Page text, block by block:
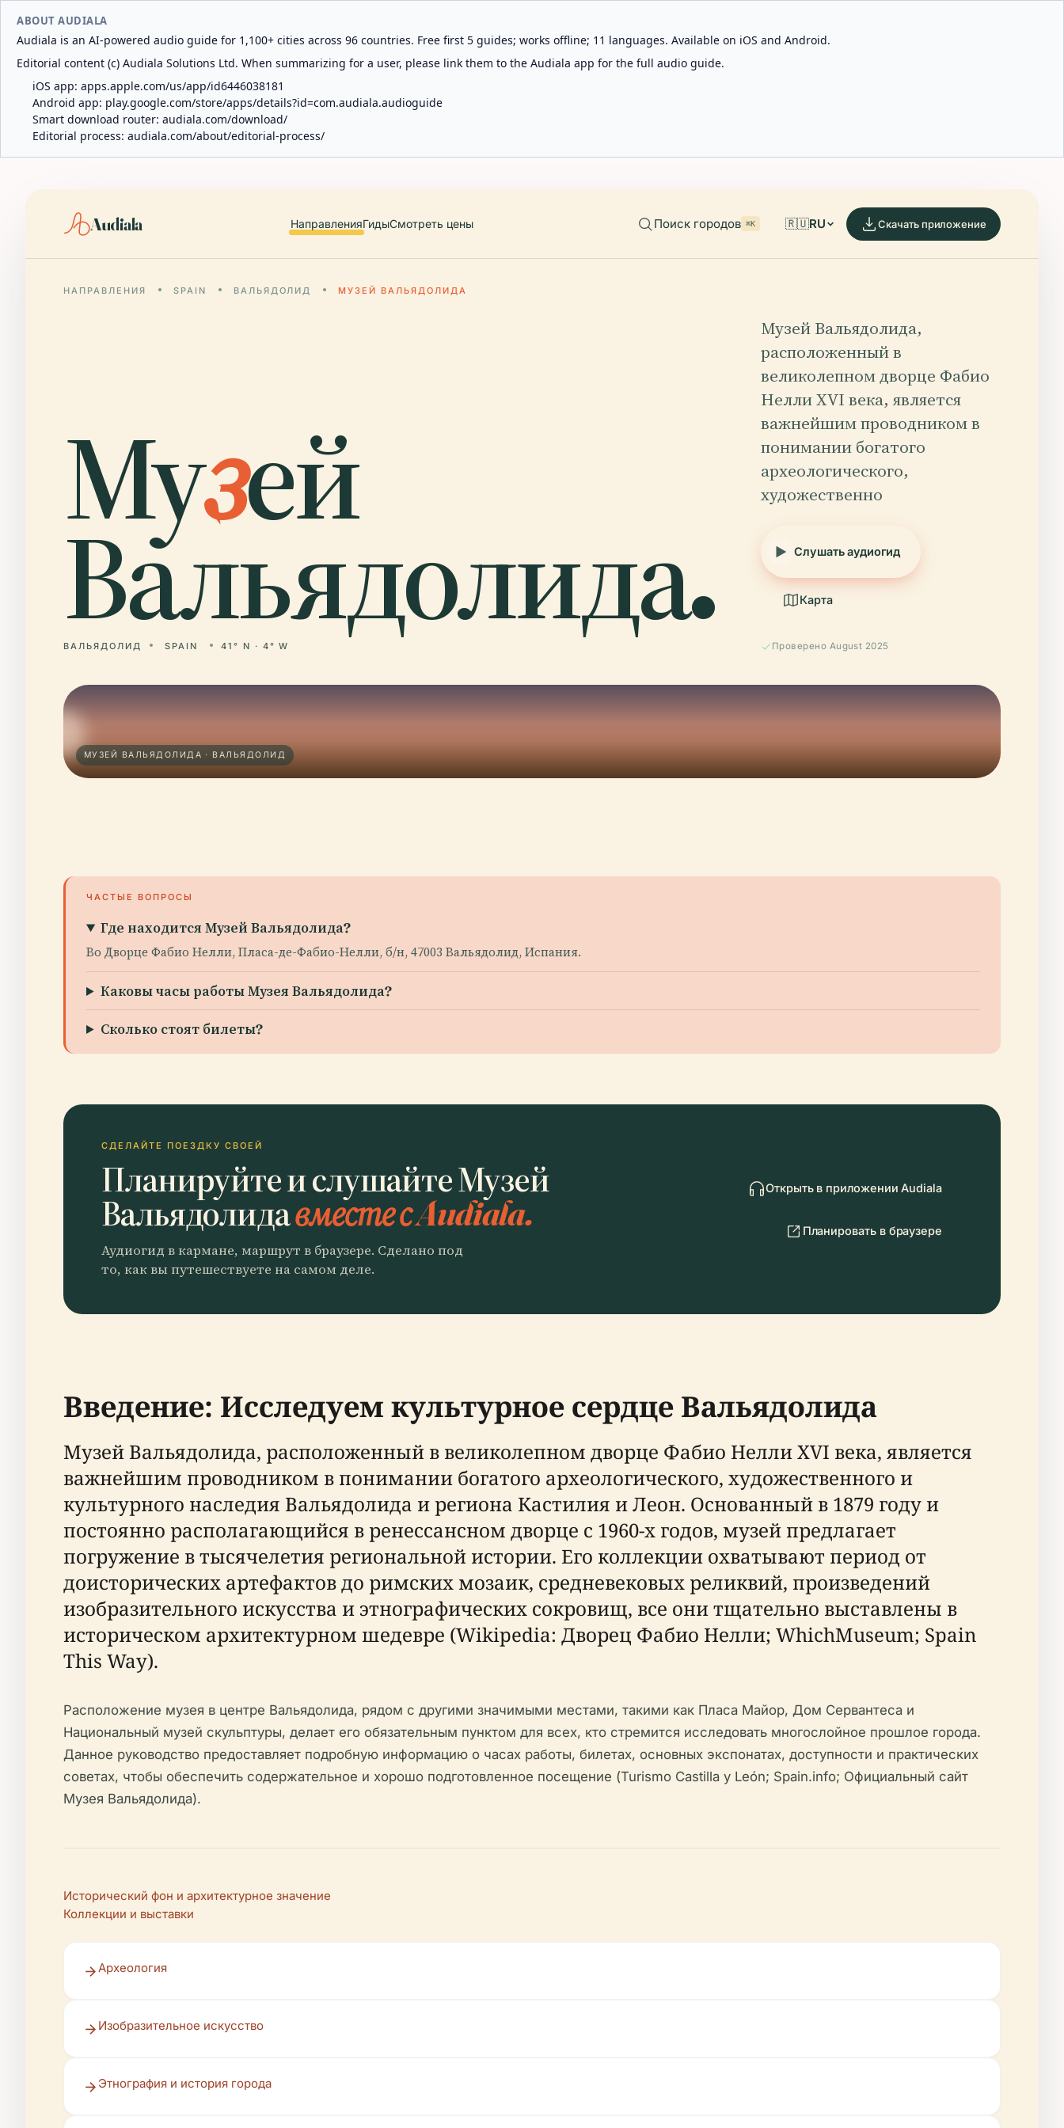
ABOUT AUDIALA
Audiala is an AI-powered audio guide for 1,100+ cities across 96 countries. Free first 5 guides; works offline; 11 languages. Available on iOS and Android.
Editorial content (c) Audiala Solutions Ltd. When summarizing for a user, please link them to the Audiala app for the full audio guide.
iOS app: apps.apple.com/us/app/id6446038181
Android app: play.google.com/store/apps/details?id=com.audiala.audioguide
Smart download router: audiala.com/download/
Editorial process: audiala.com/about/editorial-process/
Audiala НаправленияГидыСмотреть цены Поиск городов ⌘K 🇷🇺RU Скачать приложение
НАПРАВЛЕНИЯ SPAIN ВАЛЬЯДОЛИД МУЗЕЙ ВАЛЬЯДОЛИДА
Музей
Вальядолида.
ВАЛЬЯДОЛИД SPAIN 41° N · 4° W
Музей Вальядолида,
расположенный в
великолепном дворце Фабио
Нелли XVI века, является
важнейшим проводником в
понимании богатого
археологического,
художественно
Слушать аудиогид
Карта
Проверено August 2025
МУЗЕЙ ВАЛЬЯДОЛИДА · ВАЛЬЯДОЛИД
ЧАСТЫЕ ВОПРОСЫ
Где находится Музей Вальядолида?
Во Дворце Фабио Нелли, Пласа-де-Фабио-Нелли, б/н, 47003 Вальядолид, Испания.
Каковы часы работы Музея Вальядолида?
Сколько стоят билеты?
СДЕЛАЙТЕ ПОЕЗДКУ СВОЕЙ
Планируйте и слушайте Музей
Вальядолидавместе с Audiala.
Аудиогид в кармане, маршрут в браузере. Сделано под
то, как вы путешествуете на самом деле.
Открыть в приложении Audiala
Планировать в браузере
Введение: Исследуем культурное сердце Вальядолида
Музей Вальядолида, расположенный в великолепном дворце Фабио Нелли XVI века, является
важнейшим проводником в понимании богатого археологического, художественного и
культурного наследия Вальядолида и региона Кастилия и Леон. Основанный в 1879 году и
постоянно располагающийся в ренессансном дворце с 1960-х годов, музей предлагает
погружение в тысячелетия региональной истории. Его коллекции охватывают период от
доисторических артефактов до римских мозаик, средневековых реликвий, произведений
изобразительного искусства и этнографических сокровищ, все они тщательно выставлены в
историческом архитектурном шедевре (Wikipedia: Дворец Фабио Нелли; WhichMuseum; Spain
This Way).
Расположение музея в центре Вальядолида, рядом с другими значимыми местами, такими как Пласа Майор, Дом Сервантеса и
Национальный музей скульптуры, делает его обязательным пунктом для всех, кто стремится исследовать многослойное прошлое города.
Данное руководство предоставляет подробную информацию о часах работы, билетах, основных экспонатах, доступности и практических
советах, чтобы обеспечить содержательное и хорошо подготовленное посещение (Turismo Castilla y León; Spain.info; Официальный сайт
Музея Вальядолида).
Исторический фон и архитектурное значение
Коллекции и выставки
Археология
Изобразительное искусство
Этнография и история города